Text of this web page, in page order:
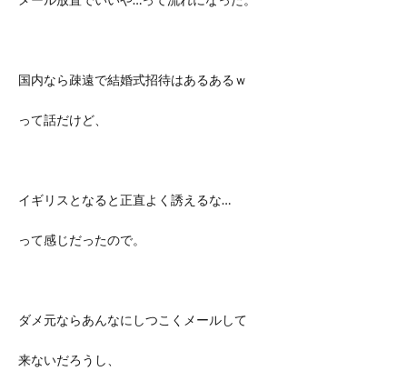
国内なら疎遠で結婚式招待はあるあるｗ
って話だけど、
イギリスとなると正直よく誘えるな…
って感じだったので。
ダメ元ならあんなにしつこくメールして
来ないだろうし、